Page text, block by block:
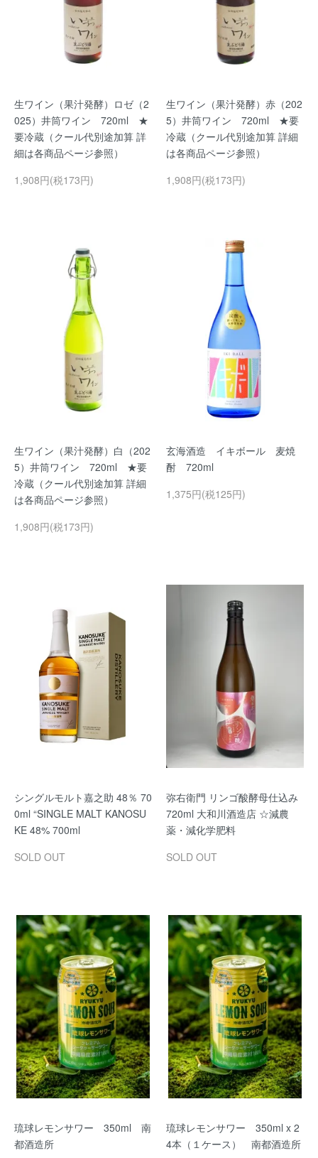
生ワイン（果汁発酵）ロゼ（2
025）井筒ワイン 720ml ★
要冷蔵（クール代別途加算 詳
細は各商品ページ参照）
1,908円(税173円)
生ワイン（果汁発酵）赤（202
5）井筒ワイン 720ml ★要
冷蔵（クール代別途加算 詳細
は各商品ページ参照）
1,908円(税173円)
生ワイン（果汁発酵）白（202
5）井筒ワイン 720ml ★要
冷蔵（クール代別途加算 詳細
は各商品ページ参照）
1,908円(税173円)
玄海酒造 イキボール 麦焼
酎 720ml
1,375円(税125円)
シングルモルト嘉之助 48％ 70
0ml “SINGLE MALT KANOSU
KE 48% 700ml
SOLD OUT
弥右衛門 リンゴ酸酵母仕込み
720ml 大和川酒造店 ☆減農
薬・減化学肥料
SOLD OUT
琉球レモンサワー 350ml 南
都酒造所
琉球レモンサワー 350ml x 2
4本（１ケース） 南都酒造所